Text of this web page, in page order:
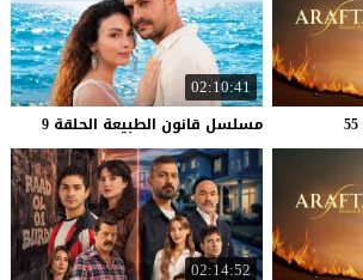
55
02:10:41
مسلسل قانون الطبيعة الحلقة 9
02:14:52